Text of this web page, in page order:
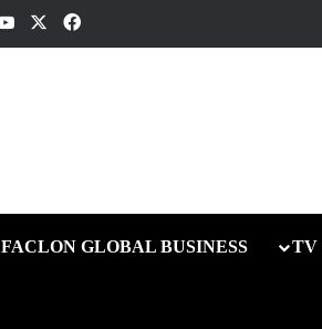
فيسبوك
FACLON GLOBAL BUSINESS